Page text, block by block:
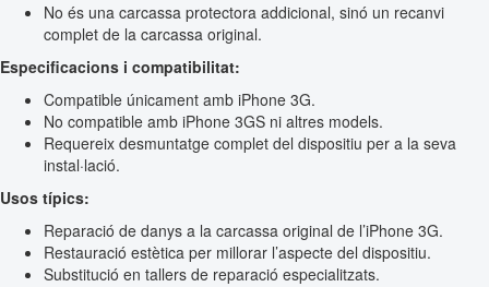
No és una carcassa protectora addicional, sinó un recanvi
complet de la carcassa original.
Especificacions i compatibilitat:
Compatible únicament amb iPhone 3G.
No compatible amb iPhone 3GS ni altres models.
Requereix desmuntatge complet del dispositiu per a la seva
instal·lació.
Usos típics:
Reparació de danys a la carcassa original de l’iPhone 3G.
Restauració estètica per millorar l’aspecte del dispositiu.
Substitució en tallers de reparació especialitzats.